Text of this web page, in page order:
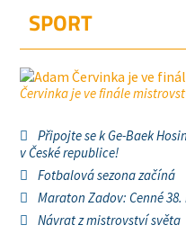
SPORT
Červinka je ve finále
Připojte se k Ge-Baek
v České republice!
Fotbalová sezona začíná
Maraton Zadov: Cenné
Návrat z mistrovství světa